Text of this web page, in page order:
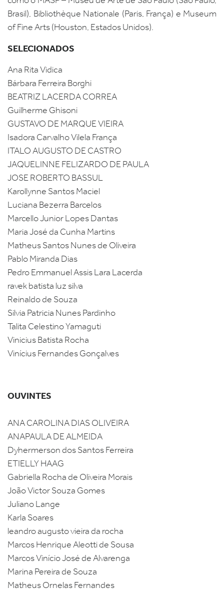
Brasil), Bibliothèque Nationale (Paris, França) e Museum
of Fine Arts (Houston, Estados Unidos).
SELECIONADOS
Ana Rita Vidica
Bárbara Ferreira Borghi
BEATRIZ LACERDA CORREA
Guilherme Ghisoni
GUSTAVO DE MARQUE VIEIRA
Isadora Carvalho Vilela França
ITALO AUGUSTO DE CASTRO
JAQUELINNE FELIZARDO DE PAULA
JOSE ROBERTO BASSUL
Karollynne Santos Maciel
Luciana Bezerra Barcelos
Marcello Junior Lopes Dantas
Maria José da Cunha Martins
Matheus Santos Nunes de Oliveira
Pablo Miranda Dias
Pedro Emmanuel Assis Lara Lacerda
ravek batista luz silva
Reinaldo de Souza
Silvia Patricia Nunes Pardinho
Talita Celestino Yamaguti
Vinicius Batista Rocha
Vinícius Fernandes Gonçalves
OUVINTES
ANA CAROLINA DIAS OLIVEIRA
ANAPAULA DE ALMEIDA
Dyhermerson dos Santos Ferreira
ETIELLY HAAG
Gabriella Rocha de Oliveira Morais
João Victor Souza Gomes
Juliano Lange
Karla Soares
leandro augusto vieira da rocha
Marcos Henrique Aleotti de Sousa
Marcos Vinício José de Alvarenga
Marina Pereira de Souza
Matheus Ornelas Fernandes